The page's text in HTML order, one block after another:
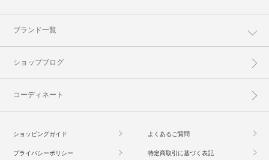
ブランド一覧
ショップブログ
コーディネート
ショッピングガイド よくあるご質問
プライバシーポリシー 特定商取引に基づく表記